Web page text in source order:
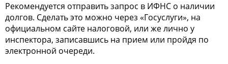
Рекомендуется отправить запрос в ИФНС о наличии
долгов. Сделать это можно через «Госуслуги», на
официальном сайте налоговой, или же лично у
инспектора, записавшись на прием или пройдя по
электронной очереди.